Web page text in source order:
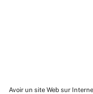
Avoir un site Web sur